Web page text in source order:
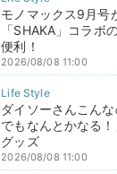
モノマックス9月号
「SHAKA」コラボ
便利！
2026/08/08 11:00
ダイソーさんこん
でもなんとかなる
グッズ
2026/08/08 11:00